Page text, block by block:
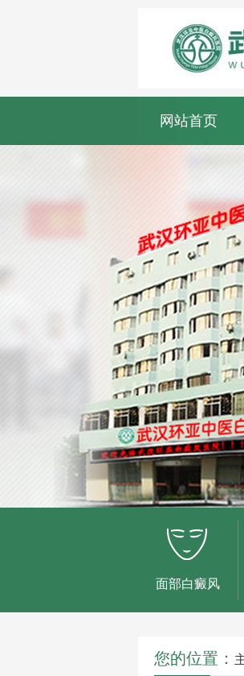
网站首页
面部白癜风
您的位置：